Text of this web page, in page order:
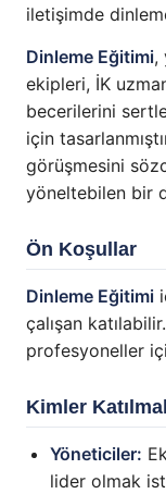
iletişimde
Dinleme Eğitimi,
ekipleri, İK
becerilerini
için
görüşmesini
yöneltebilen bir
Ön Koşullar
Dinleme Eğitimi
çalışan
profesyoneller
Kimler
Yöneticiler:
lider olmak